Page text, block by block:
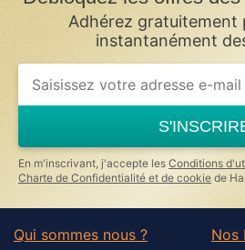
Adhérez gratuitement
instantanément
If
you
ignore
this
field
En m'inscrivant, j'accepte les Conditions
Charte de Confidentialité et de cookie de
Qui sommes nous ?
Nos